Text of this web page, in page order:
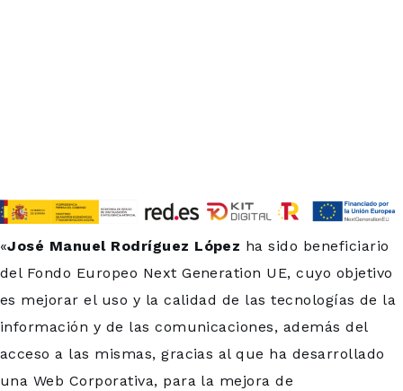
«José Manuel Rodríguez López ha sido beneficiario
del Fondo Europeo Next Generation UE, cuyo objetivo
es mejorar el uso y la calidad de las tecnologías de la
información y de las comunicaciones, además del
acceso a las mismas, gracias al que ha desarrollado
una Web Corporativa, para la mejora de